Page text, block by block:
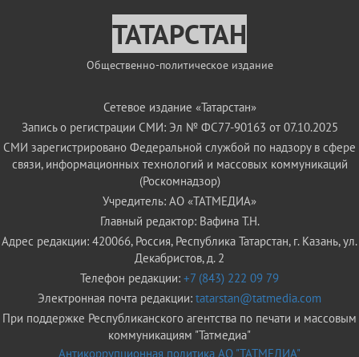
ТАТАРСТАН
Общественно-политическое издание
Сетевое издание «Татарстан»
Запись о регистрации СМИ: Эл № ФС77-90163 от 07.10.2025
СМИ зарегистрировано Федеральной службой по надзору в сфере
связи, информационных технологий и массовых коммуникаций
(Роскомнадзор)
Учредитель: АО «ТАТМЕДИА»
Главный редактор: Вафина Т.Н.
Адрес редакции: 420066, Россия, Республика Татарстан, г. Казань, ул.
Декабристов, д. 2
Телефон редакции: +7 (843) 222 09 79
Электронная почта редакции: tatarstan@tatmedia.com
При поддержке Республиканского агентства по печати и массовым
коммуникациям "Татмедиа"
Антикоррупционная политика АО "ТАТМЕДИА"